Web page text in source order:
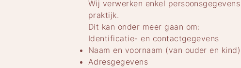
Wij verwerken enkel
praktijk.
Dit kan onder meer gaan om:
Identificatie- en contactgegevens
Naam en voornaam (van ouder en kind)
Adresgegevens